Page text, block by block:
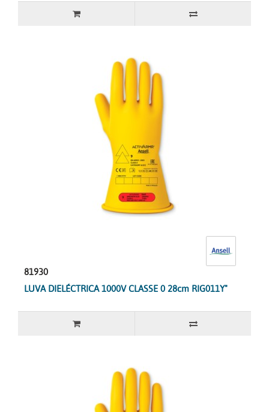
81930
LUVA DIELÉCTRICA 1000V CLASSE 0 28cm RIG011Y"